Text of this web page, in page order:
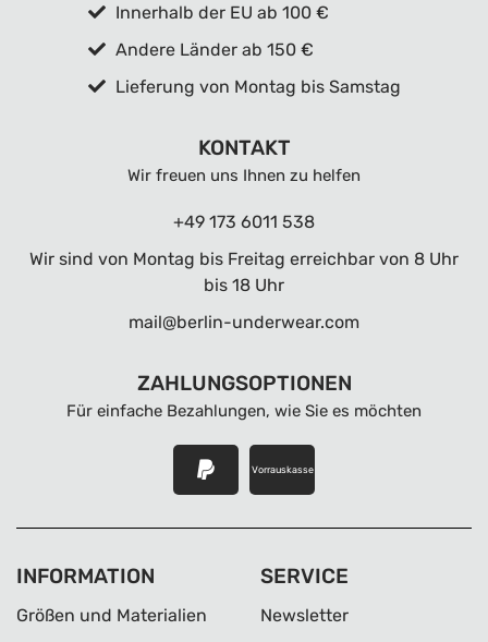
Innerhalb der EU ab 100 €
Andere Länder ab 150 €
Lieferung von Montag bis Samstag
KONTAKT
Wir freuen uns Ihnen zu helfen
+49 173 6011 538
Wir sind von Montag bis Freitag erreichbar von 8 Uhr
bis 18 Uhr
mail@berlin-underwear.com
ZAHLUNGSOPTIONEN
Für einfache Bezahlungen, wie Sie es möchten
Vorrauskasse
INFORMATION
Größen und Materialien
SERVICE
Newsletter